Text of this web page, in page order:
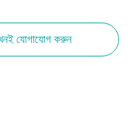
যোগাযোগ করুন